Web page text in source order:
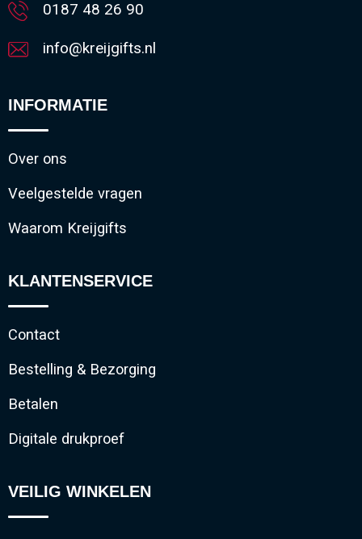
0187 48 26 90
info@kreijgifts.nl
INFORMATIE
Over ons
Veelgestelde vragen
Waarom Kreijgifts
KLANTENSERVICE
Contact
Bestelling & Bezorging
Betalen
Digitale drukproef
VEILIG WINKELEN